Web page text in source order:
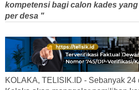
kompetensi bagi calon kades
per desa "
KOLAKA, TELISIK.ID - Sebanyak